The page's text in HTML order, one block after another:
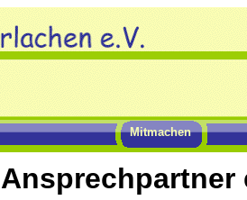
Mitmachen
Ansprechpartner